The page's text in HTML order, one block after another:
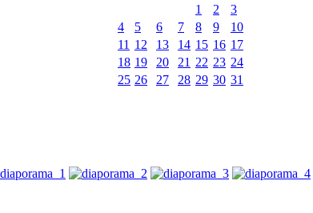
1
2
3
4
5 6 7 8 9
10
11 12 13 14 15 16 17
18 19 20 21 22 23 24
25 26 27 28 29 30 31